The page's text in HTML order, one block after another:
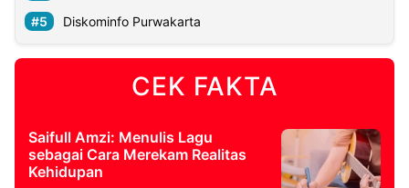
Diskominfo Purwakarta
CEK FAKTA
Saifull Amzi: Menulis Lagu
sebagai Cara Merekam Realitas
Kehidupan